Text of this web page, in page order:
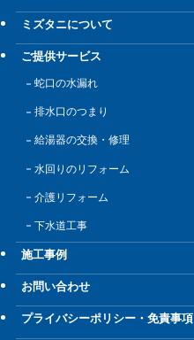
ミズタニについて
ご提供サービス
蛇口の水漏れ
排水口のつまり
給湯器の交換・修理
水回りのリフォーム
介護リフォーム
下水道工事
施工事例
お問い合わせ
プライバシーポリシー・免責事項